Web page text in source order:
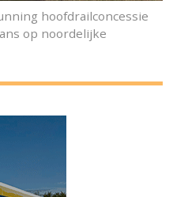
hoofdrailconcessie
op noordelijke